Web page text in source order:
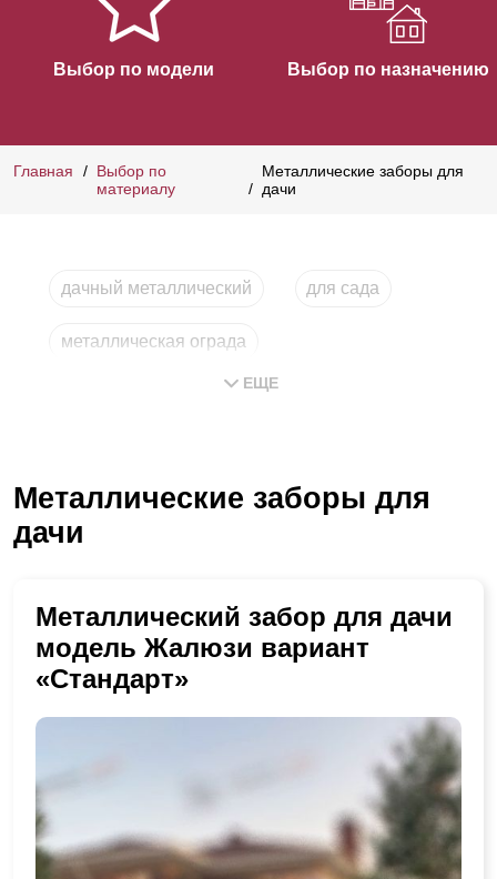
Выбор по модели Выбор по назначению
Главная
Выбор по
материалу
Металлические заборы для
дачи
дачный металлический для сада
металлическая ограда
самый дешевый
ЕЩЕ
Металлические заборы для
дачи
Металлический забор для дачи
модель Жалюзи вариант
«Стандарт»